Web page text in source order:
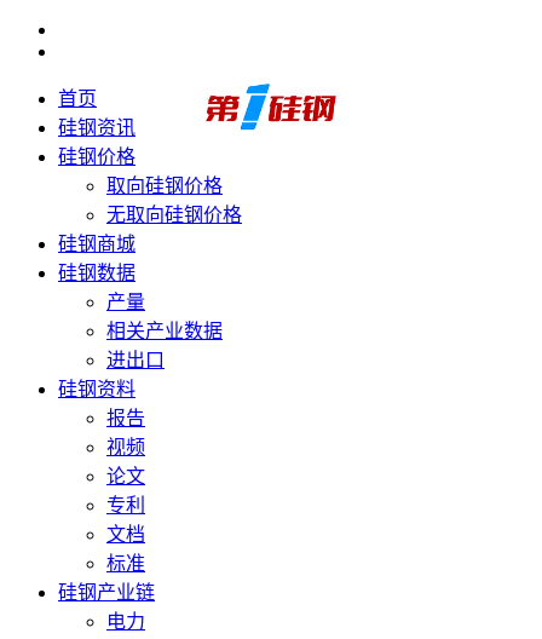
首页
硅钢资讯
硅钢价格
取向硅钢价格
无取向硅钢价格
硅钢商城
硅钢数据
产量
相关产业数据
进出口
硅钢资料
报告
视频
论文
专利
文档
标准
硅钢产业链
电力